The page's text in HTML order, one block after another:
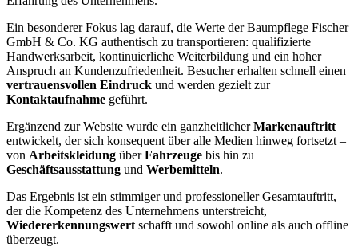
Ein besonderer Fokus lag darauf, die Werte der Baumpflege Fischer
GmbH & Co. KG authentisch zu transportieren: qualifizierte
Handwerksarbeit, kontinuierliche Weiterbildung und ein hoher
Anspruch an Kundenzufriedenheit. Besucher erhalten schnell einen
vertrauensvollen Eindruck und werden gezielt zur
Kontaktaufnahme geführt.
Ergänzend zur Website wurde ein ganzheitlicherMarkenauftritt
entwickelt, der sich konsequent über alle Medien hinweg fortsetzt –
von Arbeitskleidung überFahrzeuge bis hin zu
Geschäftsausstattung und Werbemitteln.
Das Ergebnis ist ein stimmiger und professioneller Gesamtauftritt,
der die Kompetenz des Unternehmens unterstreicht,
Wiedererkennungswert schafft und sowohl online als auch offline
überzeugt.